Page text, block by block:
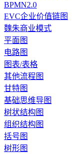
BPMN2.0
EVC企业价值链图
魏朱商业模式
平面图
电路图
图表/表格
其他流程图
甘特图
基础思维导图
树状结构图
组织结构图
括号图
树形图